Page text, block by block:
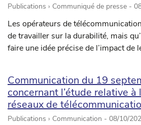
Publications › Communiqué de presse -
Les opérateurs de
de travailler sur la durabilité, mais
faire une idée précise de l’impact de
Communication du 19
concernant l’étude relative
réseaux de
Publications › Communication - 08/10/